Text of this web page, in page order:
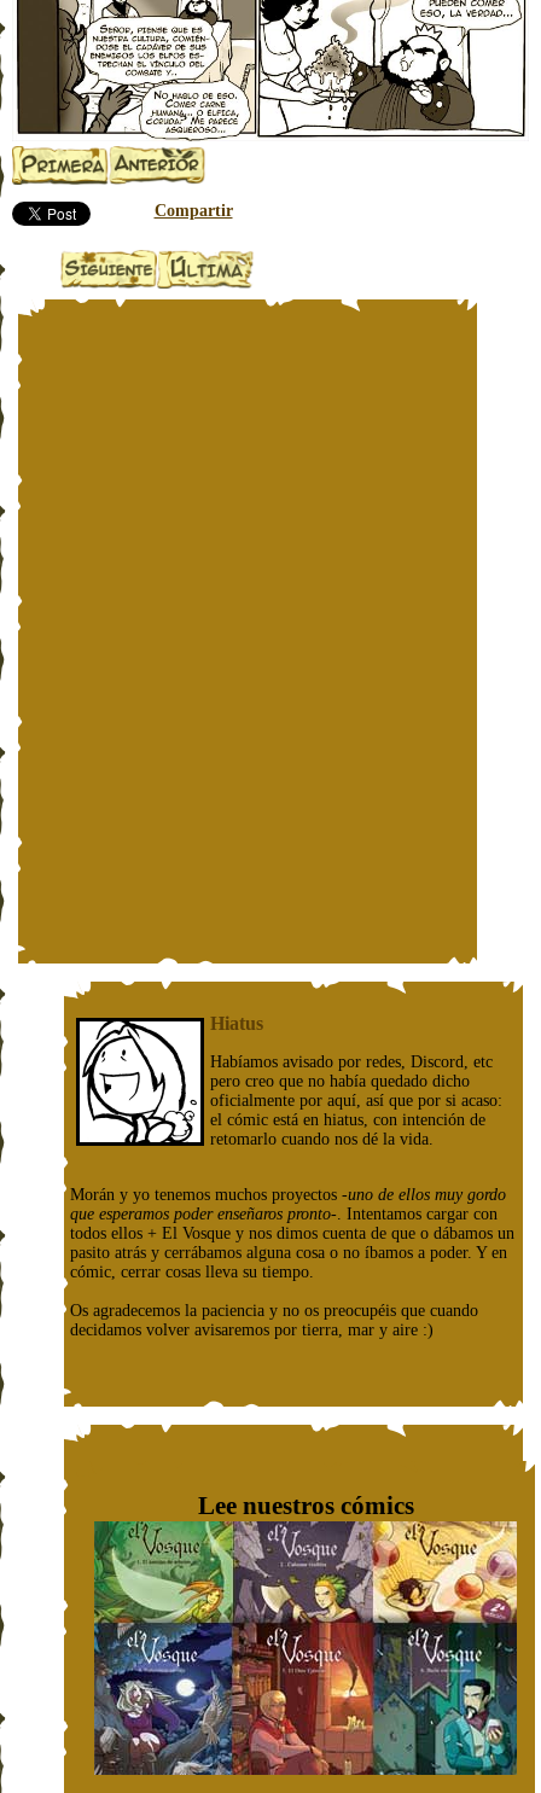
Compartir
Hiatus
Habíamos avisado por redes, Discord, etc
pero creo que no había quedado dicho
oficialmente por aquí, así que por si acaso:
el cómic está en hiatus, con intención de
retomarlo cuando nos dé la vida.
Morán y yo tenemos muchos proyectos -uno de ellos muy gordo
que esperamos poder enseñaros pronto- . Intentamos cargar con
todos ellos + El Vosque y nos dimos cuenta de que o dábamos un
pasito atrás y cerrábamos alguna cosa o no íbamos a poder. Y en
cómic, cerrar cosas lleva su tiempo.
Os agradecemos la paciencia y no os preocupéis que cuando
decidamos volver avisaremos por tierra, mar y aire :)
Lee nuestros cómics